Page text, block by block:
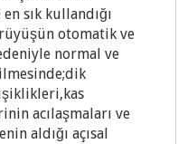
sık kullandığı
otomatik ve
normal ve
acılaşmaları ve
aldığı açısal